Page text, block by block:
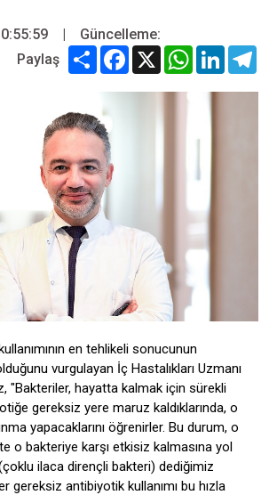
|
Güncelleme:
Paylaş
Share Facebook
X WhatsApp
en tehlikeli sonucunun
vurgulayan İç Hastalıkları Uzmanı
"Bakteriler, hayatta kalmak için sürekli
gereksiz yere maruz kaldıklarında, o
yapacaklarını öğrenirler. Bu durum, o
o bakteriye karşı etkisiz kalmasına yol
ilaca dirençli bakteri) dediğimiz
gereksiz antibiyotik kullanımı bu hızla